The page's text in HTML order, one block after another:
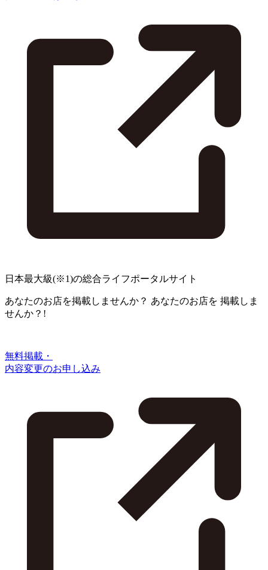
日本最大級(※1)の総合ライフポータルサイト
あなたのお店を掲載しませんか？ あなたのお店を 掲載しま
せんか？!
無料掲載・
内容変更のお申し込み